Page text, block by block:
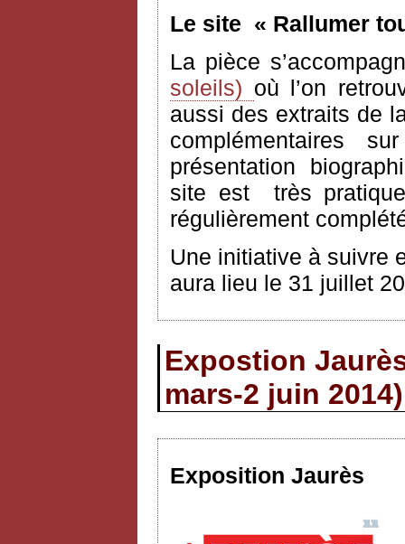
Le site « Rallumer
La pièce
soleils) où l’on
aussi des extraits de
complémentaires
présentation
site est très
régulièrement
Une initiative à suivre
aura lieu le 31 juillet
Expostion
mars-2 juin 2014)
Exposition Jaurès